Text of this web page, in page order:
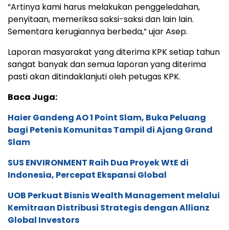
“Artinya kami harus melakukan penggeledahan,
penyitaan, memeriksa saksi-saksi dan lain lain.
Sementara kerugiannya berbeda,” ujar Asep.
Laporan masyarakat yang diterima KPK setiap tahun
sangat banyak dan semua laporan yang diterima
pasti akan ditindaklanjuti oleh petugas KPK.
Baca Juga:
Haier Gandeng AO 1 Point Slam, Buka Peluang
bagi Petenis Komunitas Tampil di Ajang Grand
Slam
SUS ENVIRONMENT Raih Dua Proyek WtE di
Indonesia, Percepat Ekspansi Global
UOB Perkuat Bisnis Wealth Management melalui
Kemitraan Distribusi Strategis dengan Allianz
Global Investors